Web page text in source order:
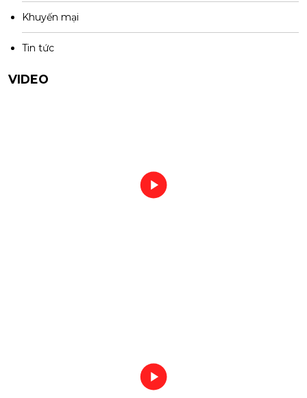
Khuyến mại
Tin tức
VIDEO